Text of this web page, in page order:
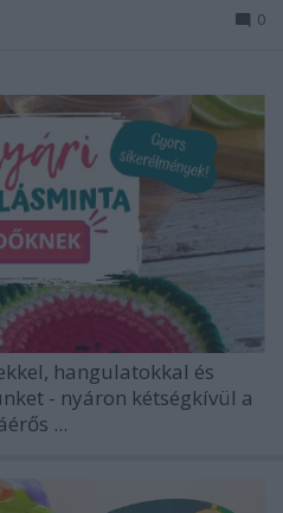
0
hangulatokkal és
- nyáron kétségkívül a
...